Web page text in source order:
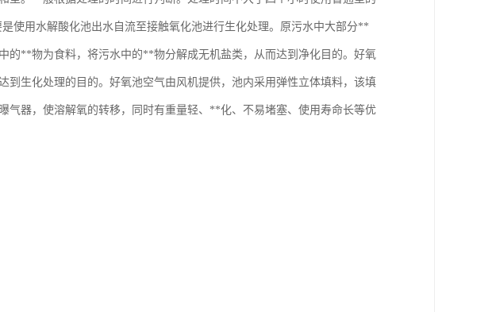
使用水解酸化池出水自流至接触氧化池进行生化处理。原污水中大部分**
的**物为食料，将污水中的**物分解成无机盐类，从而达到净化目的。好氧
到生化处理的目的。好氧池空气由风机提供，池内采用弹性立体填料，该填
气器，使溶解氧的转移，同时有重量轻、**化、不易堵塞、使用寿命长等优